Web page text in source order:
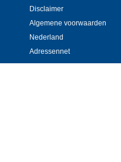
Disclaimer
Algemene voorwaarden
Nederland
Adressennet